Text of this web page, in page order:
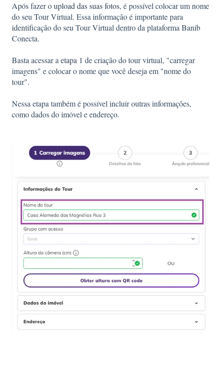
Após fazer oupload das suas fotos, é possível colocar um nome
do seu Tour Virtual. Essa informação é importante para
identificação do seu Tour Virtual dentro da plataforma Banib
Conecta.
Basta acessar a etapa 1 de criação do tour virtual, "carregar
imagens" e colocar o nome que você deseja em "nome do
tour".
Nessa etapa também é possível incluir outras informações,
como dados do imóvel e endereço.